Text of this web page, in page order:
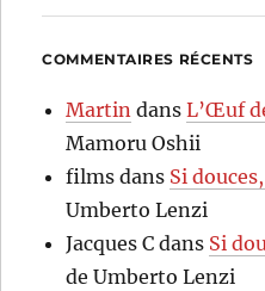
COMMENTAIRES RÉCENTS
Martin dansL’Œuf
Mamoru Oshii
films dans Si
Umberto Lenzi
Jacques C dans Si
de Umberto Lenzi